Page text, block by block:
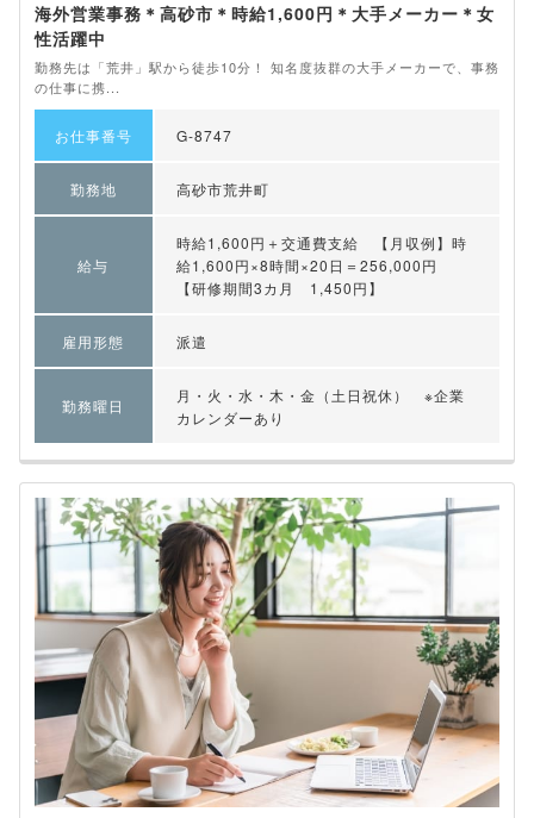
海外営業事務＊高砂市＊時給1,600円＊大手メーカー＊女
性活躍中
勤務先は「荒井」駅から徒歩10分！ 知名度抜群の大手メーカーで、事務
の仕事に携...
お仕事番号 G-8747
勤務地 高砂市荒井町
給与
時給1,600円＋交通費支給 【月収例】時
給1,600円×8時間×20日＝256,000円
【研修期間3カ月 1,450円】
雇用形態 派遣
勤務曜日
月・火・水・木・金（土日祝休） ※企業
カレンダーあり